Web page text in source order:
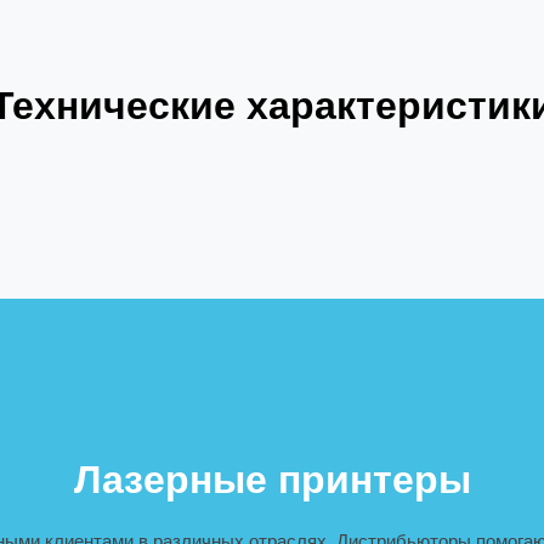
Лазерные принтеры